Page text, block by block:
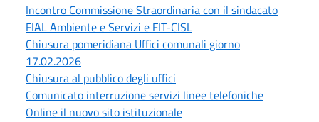
Incontro Commissione Straordinaria con il sindacato
FIAL Ambiente e Servizi e FIT-CISL
Chiusura pomeridiana Uffici comunali giorno
17.02.2026
Chiusura al pubblico degli uffici
Comunicato interruzione servizi linee telefoniche
Online il nuovo sito istituzionale